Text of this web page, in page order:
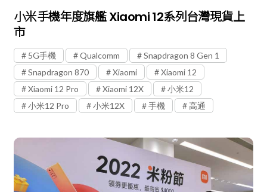
小米手機年度旗艦 Xiaomi 12系列台灣現貨上
市
5G手機 Qualcomm
Snapdragon 8 Gen 1
Snapdragon 870
Xiaomi
Xiaomi 12
Xiaomi 12 Pro
Xiaomi 12X
小米12
小米12 Pro
小米12X 手機 高通